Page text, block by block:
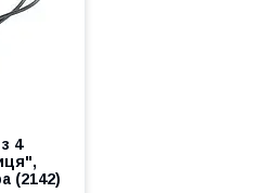
4
(2142)